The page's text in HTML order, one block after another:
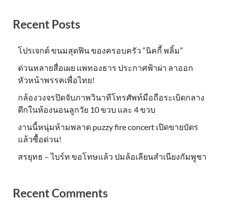
Recent Posts
โปรเจกต์ ขนมสุดฟิน ของครอบครัว “นิคกี้ พลิ้ม”
ด่วนหลายสื่อเผย แพทองธาร ประกาศฟ้าผ่า ลาออก
หัวหน้าพรรคเพื่อไทย!
กล้องวงจรปิดจับภาพวินาทีโทรศัพท์มือถือระเบิดกลาง
ดึกในห้องนอนลูกวัย 10 ขวบ และ 4 ขวบ
งานนี้หนุ่มห้ามพลาด puzzy fire concert เปิดขายบัตร
แล้วซื้อด่วน!
สรยุทธ – ไบร์ท ขอโทษแล้ว ปมล้อเลียนสำเนียงกัมพูชา
Recent Comments